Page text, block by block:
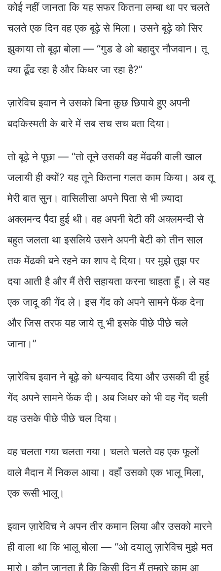
कोई नहीं जानता कि यह सफर कितना लम्बा था पर चलते
चलते एक दिन वह एक बूढ़े से मिला। उसने बूढ़े को सिर
झुकाया तो बूढ़ा बोला — “गुड डे ओ बहादुर नौजवान। तू
क्या ढूँढ रहा है और किधर जा रहा है?”
ज़ारेविच इवान ने उसको बिना कुछ छिपाये हुए अपनी
बदकिस्मती के बारे में सब सच सच बता दिया।
तो बूढ़े ने पूछा — “तो तूने उसकी वह मेंढकी वाली खाल
जलायी ही क्यों? यह तूने कितना गलत काम किया। अब तू
मेरी बात सुन। वासिलीसा अपने पिता से भी ज़्यादा
अक्लमन्द पैदा हुई थी। वह अपनी बेटी की अक्लमन्दी से
बहुत जलता था इसलिये उसने अपनी बेटी को तीन साल
तक मेंढकी बने रहने का शाप दे दिया। पर मुझे तुझ पर
दया आती है और मैं तेरी सहायता करना चाहता हूँ। ले यह
एक जादू की गेंद ले। इस गेंद को अपने सामने फेंक देना
और जिस तरफ यह जाये तू भी इसके पीछे पीछे चले
जाना।”
ज़ारेविच इवान ने बूढ़े को धन्यवाद दिया और उसकी दी हुई
गेंद अपने सामने फेंक दी। अब जिधर को भी वह गेंद चली
वह उसके पीछे पीछे चल दिया।
वह चलता गया चलता गया। चलते चलते वह एक फूलों
वाले मैदान में निकल आया। वहाँ उसको एक भालू मिला,
एक रूसी भालू।
इवान ज़ारेविच ने अपन तीर कमान लिया और उसको मारने
ही वाला था कि भालू बोला — “ओ दयालु ज़ारेविच मुझे मत
मारो। कौन जानता है कि किसी दिन मैं तुम्हारे काम आ